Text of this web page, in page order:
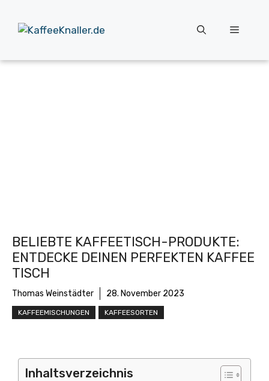
Inhalt
springen
Menü
BELIEBTE KAFFEETISCH-PRODUKTE:
ENTDECKE DEINEN PERFEKTEN KAFFEE
TISCH
Thomas Weinstädter 28. November 2023
KAFFEEMISCHUNGEN KAFFEESORTEN
Inhaltsverzeichnis